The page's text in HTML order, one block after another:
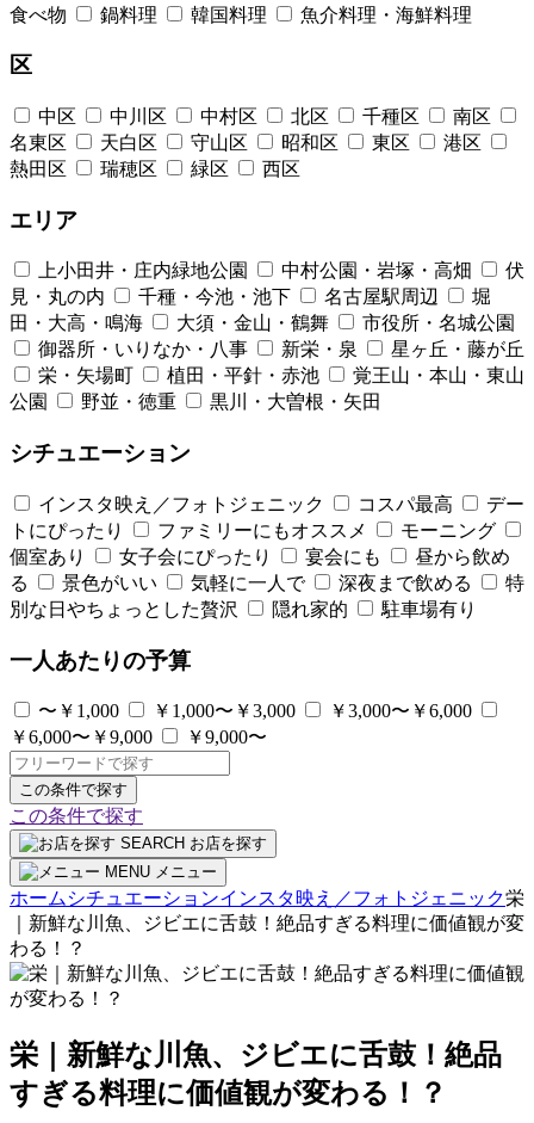
食べ物
鍋料理 韓国料理 魚介料理・海鮮料理
区
中区 中川区 中村区 北区 千種区
南区
名東区
天白区 守山区 昭和区 東区
港区
熱田区
瑞穂区 緑区 西区
エリア
上小田井・庄内緑地公園 中村公園・岩塚・高畑
伏
見・丸の内
千種・今池・池下 名古屋駅周辺
堀
田・大高・鳴海
大須・金山・鶴舞
市役所・名城公園
御器所・いりなか・八事
新栄・泉
星ヶ丘・藤が丘
栄・矢場町
植田・平針・赤池
覚王山・本山・東山
公園
野並・徳重 黒川・大曽根・矢田
シチュエーション
インスタ映え／フォトジェニック コスパ最高
デー
トにぴったり
ファミリーにもオススメ
モーニング
個室あり
女子会にぴったり 宴会にも
昼から飲め
る
景色がいい 気軽に一人で 深夜まで飲める
特
別な日やちょっとした贅沢
隠れ家的 駐車場有り
一人あたりの予算
〜￥1,000 ￥1,000〜￥3,000
￥3,000〜￥6,000
￥6,000〜￥9,000
￥9,000〜
この条件で探す
この条件で探す
SEARCH お店を探す
MENU メニュー
ホーム シチュエーションインスタ映え／フォトジェニック栄
｜新鮮な川魚、ジビエに舌鼓！絶品すぎる料理に価値観が変
わる！？
栄｜新鮮な川魚、ジビエに舌鼓！絶品
すぎる料理に価値観が変わる！？